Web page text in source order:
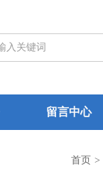
留言中心
首页 >